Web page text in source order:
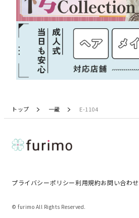
トップ 一蔵 E-1104
プライバシーポリシー利用規約お問い合わせ
© furimo All Rights Reserved.